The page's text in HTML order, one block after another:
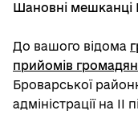
Шановні мешканці
До вашого відома
прийомів громадян
Броварської
адміністрації на ІІ